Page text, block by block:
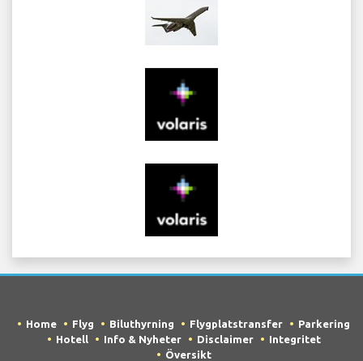
Home Flyg Biluthyrning Flygplatstransfer
Parkering
Hotell
Info & Nyheter Disclaimer
Integritet
Översikt